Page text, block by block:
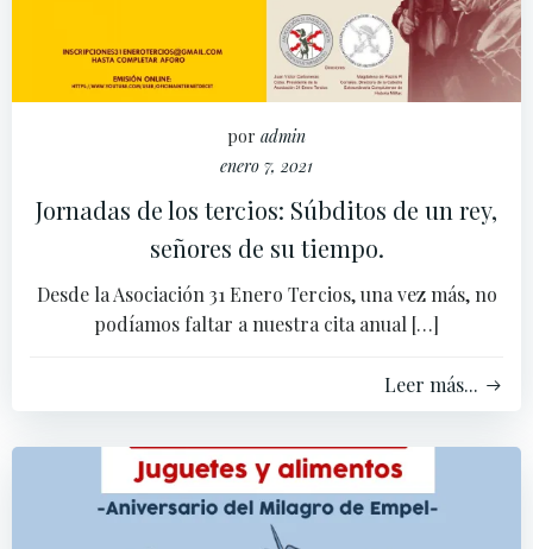
por admin
enero 7, 2021
Jornadas de los tercios: Súbditos de un rey,
señores de su tiempo.
Desde la Asociación 31 Enero Tercios, una vez más, no
podíamos faltar a nuestra cita anual […]
Leer más...